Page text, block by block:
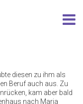
diesen zu ihm als
Beruf auch aus. Zu
kam aber bald
nach Maria